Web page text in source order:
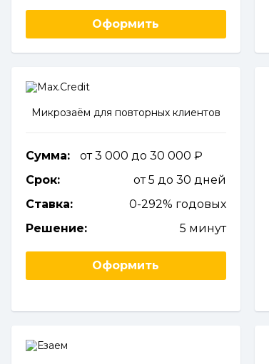
Оформить
Микрозаём для повторных клиентов
Сумма:
от 3 000 до 30 000
Срок:
от 5 до 30 дней
Ставка:
0-292% годовых
Решение:
5 минут
Оформить